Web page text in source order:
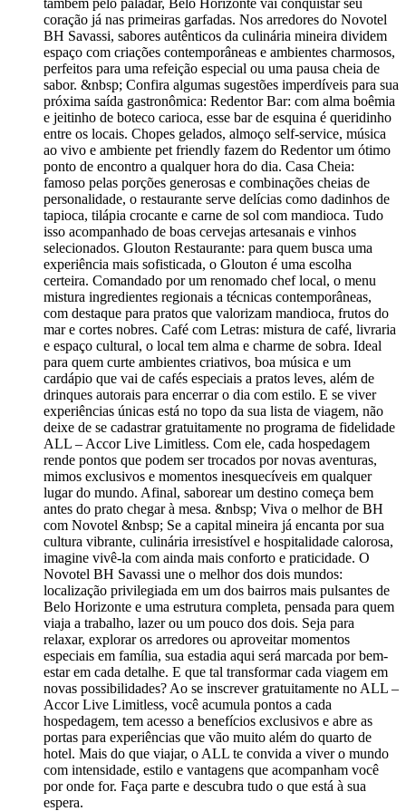
coração já nas primeiras garfadas. Nos arredores do Novotel
BH Savassi, sabores autênticos da culinária mineira dividem
espaço com criações contemporâneas e ambientes charmosos,
perfeitos para uma refeição especial ou uma pausa cheia de
sabor. &nbsp; Confira algumas sugestões imperdíveis para sua
próxima saída gastronômica: Redentor Bar: com alma boêmia
e jeitinho de boteco carioca, esse bar de esquina é queridinho
entre os locais. Chopes gelados, almoço self-service, música
ao vivo e ambiente pet friendly fazem do Redentor um ótimo
ponto de encontro a qualquer hora do dia. Casa Cheia:
famoso pelas porções generosas e combinações cheias de
personalidade, o restaurante serve delícias como dadinhos de
tapioca, tilápia crocante e carne de sol com mandioca. Tudo
isso acompanhado de boas cervejas artesanais e vinhos
selecionados. Glouton Restaurante: para quem busca uma
experiência mais sofisticada, o Glouton é uma escolha
certeira. Comandado por um renomado chef local, o menu
mistura ingredientes regionais a técnicas contemporâneas,
com destaque para pratos que valorizam mandioca, frutos do
mar e cortes nobres. Café com Letras: mistura de café, livraria
e espaço cultural, o local tem alma e charme de sobra. Ideal
para quem curte ambientes criativos, boa música e um
cardápio que vai de cafés especiais a pratos leves, além de
drinques autorais para encerrar o dia com estilo. E se viver
experiências únicas está no topo da sua lista de viagem, não
deixe de se cadastrar gratuitamente no programa de fidelidade
ALL – Accor Live Limitless. Com ele, cada hospedagem
rende pontos que podem ser trocados por novas aventuras,
mimos exclusivos e momentos inesquecíveis em qualquer
lugar do mundo. Afinal, saborear um destino começa bem
antes do prato chegar à mesa. &nbsp; Viva o melhor de BH
com Novotel &nbsp; Se a capital mineira já encanta por sua
cultura vibrante, culinária irresistível e hospitalidade calorosa,
imagine vivê-la com ainda mais conforto e praticidade. O
Novotel BH Savassi une o melhor dos dois mundos:
localização privilegiada em um dos bairros mais pulsantes de
Belo Horizonte e uma estrutura completa, pensada para quem
viaja a trabalho, lazer ou um pouco dos dois. Seja para
relaxar, explorar os arredores ou aproveitar momentos
especiais em família, sua estadia aqui será marcada por bem-
estar em cada detalhe. E que tal transformar cada viagem em
novas possibilidades? Ao se inscrever gratuitamente no ALL –
Accor Live Limitless, você acumula pontos a cada
hospedagem, tem acesso a benefícios exclusivos e abre as
portas para experiências que vão muito além do quarto de
hotel. Mais do que viajar, o ALL te convida a viver o mundo
com intensidade, estilo e vantagens que acompanham você
por onde for. Faça parte e descubra tudo o que está à sua
espera.